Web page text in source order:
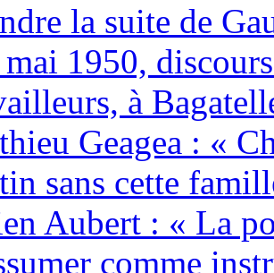
la suite de
mai 1950,
à
Geagea : «
sans cette
Aubert : « La
comme